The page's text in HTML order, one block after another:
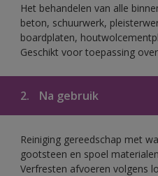
Het behandelen van alle
beton, schuurwerk,
boardplaten,
Geschikt voor toepassing
2. Na gebruik
Reiniging gereedschap met
gootsteen en spoel
Verfresten afvoeren volgens